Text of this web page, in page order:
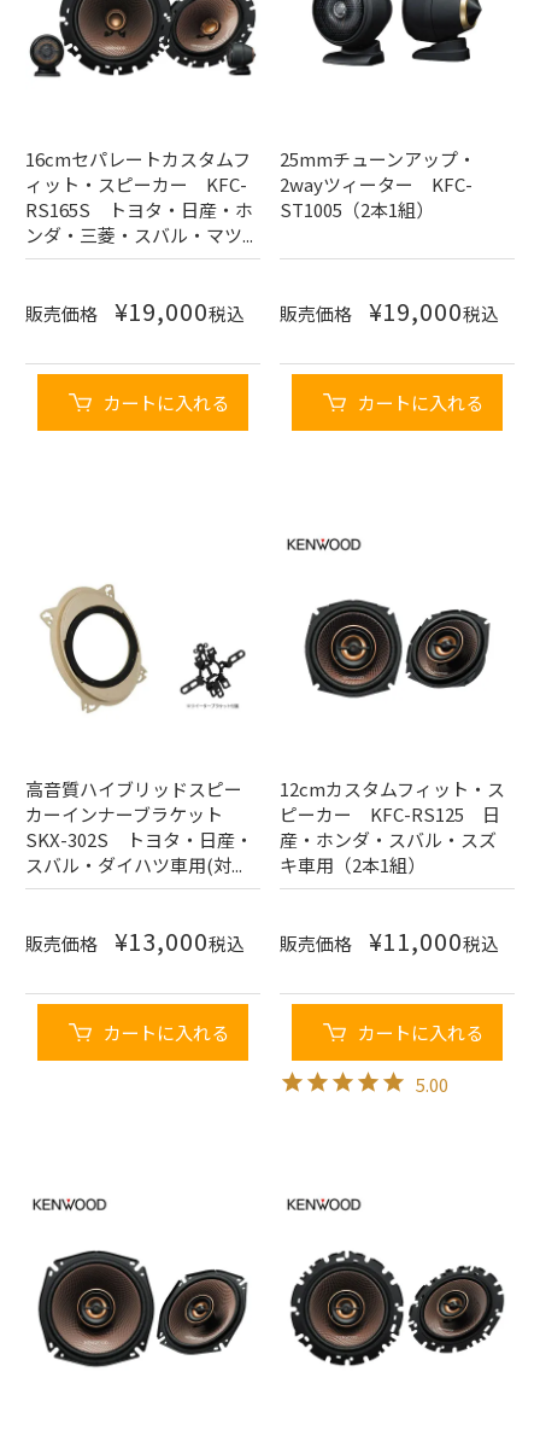
16cmセパレートカスタムフ
ィット・スピーカー KFC-
RS165S トヨタ・日産・ホ
ンダ・三菱・スバル・マツ...
販売価格 ¥19,000税込
カートに入れる
25mmチューンアップ・
2wayツィーター KFC-
ST1005（2本1組）
販売価格 ¥19,000税込
カートに入れる
高音質ハイブリッドスピー
カーインナーブラケット
SKX-302S トヨタ・日産・
スバル・ダイハツ車用(対...
販売価格 ¥13,000税込
カートに入れる
12cmカスタムフィット・ス
ピーカー KFC-RS125 日
産・ホンダ・スバル・スズ
キ車用（2本1組）
販売価格 ¥11,000税込
カートに入れる
5.00